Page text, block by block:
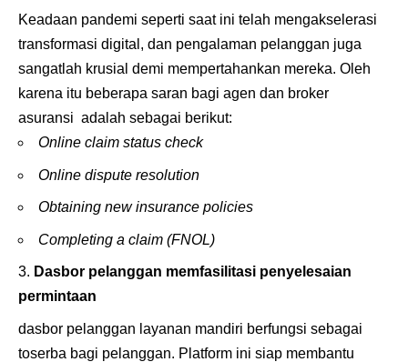
Keadaan pandemi seperti saat ini telah mengakselerasi
transformasi digital, dan pengalaman pelanggan juga
sangatlah krusial demi mempertahankan mereka. Oleh
karena itu beberapa saran bagi agen dan broker
asuransi adalah sebagai berikut:
Online claim status check
Online dispute resolution
Obtaining new insurance policies
Completing a claim (FNOL)
Dasbor pelanggan memfasilitasi penyelesaian
permintaan
dasbor pelanggan layanan mandiri berfungsi sebagai
toserba bagi pelanggan. Platform ini siap membantu